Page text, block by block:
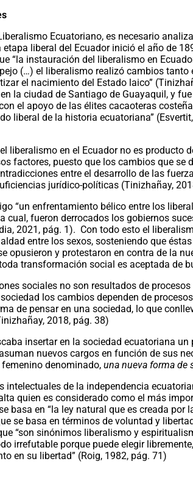
Ecuatoriano, es necesario
etapa liberal del Ecuador inició el año de
“la instauración del liberalismo en
(…) el liberalismo realizó cambios
el nacimiento del Estado laico”
la ciudad de Santiago de Guayaquil, y
el apoyo de las élites cacaoteras
liberal de la historia ecuatoriana”
liberalismo en el Ecuador no es producto
factores, puesto que los cambios que
entre el desarrollo de las
jurídico-políticas (Tinizhañay,
“un enfrentamiento bélico entre los
cual, fueron derrocados los gobiernos
2021, pág. 1). Con todo esto el
entre los sexos, sosteniendo que
opusieron y protestaron en contra de la
transformación social es aceptada de
sociales no son resultados de
los cambios dependen de
de pensar en una sociedad, lo que
2018, pág. 38)
insertar en la sociedad ecuatoriana
nuevos cargos en función de sus
femenino denominado,una nueva forma de
intelectuales de la independencia
quien es considerado como el más
basa en “la ley natural que es creada
se basa en términos de voluntad y
“son sinónimos liberalismo y
irrefutable porque puede elegir
en su libertad” (Roig, 1982, pág. 71)